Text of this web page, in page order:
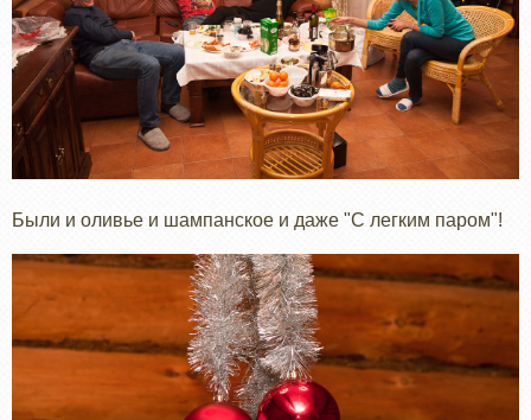
Были и оливье и шампанское и даже "С легким паром"!